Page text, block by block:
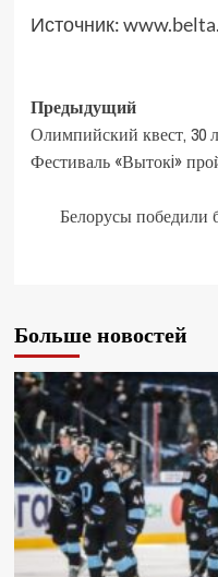
Источник:
Предыдущий
Олимпийский квест, 30
Фестиваль «Вытокi»
Белорусы победили
Больше новостей